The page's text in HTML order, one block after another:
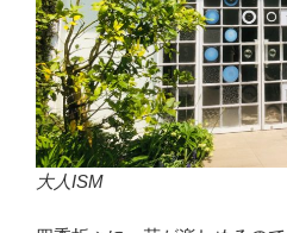
大人ISM